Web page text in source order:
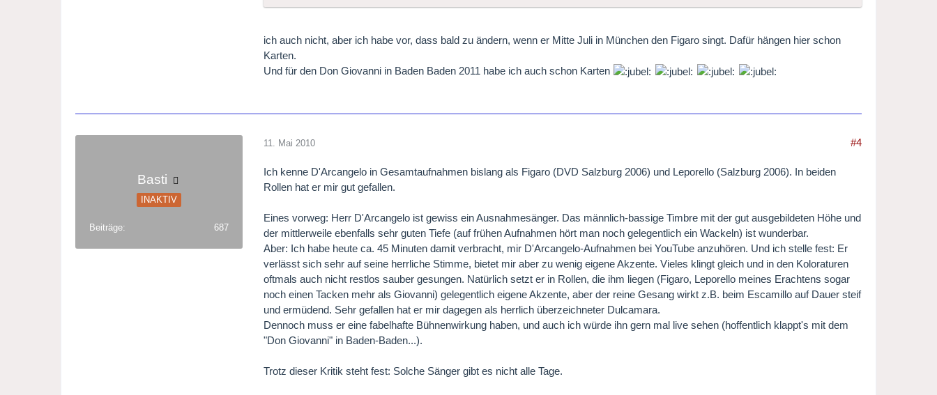
ich auch nicht, aber ich habe vor, dass bald zu ändern, wenn er Mitte Juli in München den Figaro singt. Dafür hängen hier schon
Karten.
Und für den Don Giovanni in Baden Baden 2011 habe ich auch schon Karten
Basti
INAKTIV
Beiträge 687
11. Mai 2010 #4
Ich kenne D'Arcangelo in Gesamtaufnahmen bislang als Figaro (DVD Salzburg 2006) und Leporello (Salzburg 2006). In beiden
Rollen hat er mir gut gefallen.
Eines vorweg: Herr D'Arcangelo ist gewiss ein Ausnahmesänger. Das männlich-bassige Timbre mit der gut ausgebildeten Höhe und
der mittlerweile ebenfalls sehr guten Tiefe (auf frühen Aufnahmen hört man noch gelegentlich ein Wackeln) ist wunderbar.
Aber: Ich habe heute ca. 45 Minuten damit verbracht, mir D'Arcangelo-Aufnahmen bei YouTube anzuhören. Und ich stelle fest: Er
verlässt sich sehr auf seine herrliche Stimme, bietet mir aber zu wenig eigene Akzente. Vieles klingt gleich und in den Koloraturen
oftmals auch nicht restlos sauber gesungen. Natürlich setzt er in Rollen, die ihm liegen (Figaro, Leporello meines Erachtens sogar
noch einen Tacken mehr als Giovanni) gelegentlich eigene Akzente, aber der reine Gesang wirkt z.B. beim Escamillo auf Dauer steif
und ermüdend. Sehr gefallen hat er mir dagegen als herrlich überzeichneter Dulcamara.
Dennoch muss er eine fabelhafte Bühnenwirkung haben, und auch ich würde ihn gern mal live sehen (hoffentlich klappt's mit dem
"Don Giovanni" in Baden-Baden...).
Trotz dieser Kritik steht fest: Solche Sänger gibt es nicht alle Tage.